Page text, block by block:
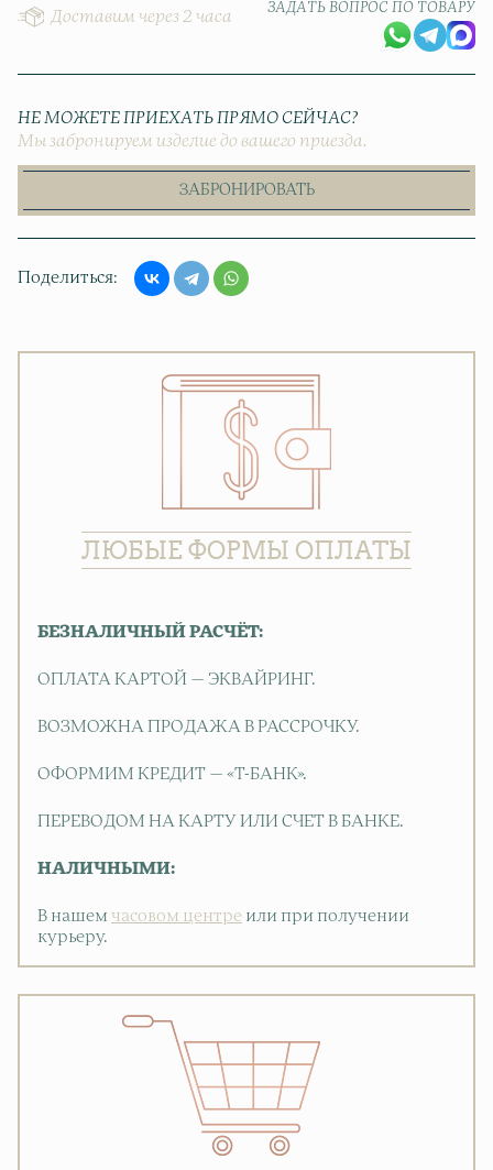
Доставим через 2 часа
ЗАДАТЬ ВОПРОС ПО ТОВАРУ
НЕ МОЖЕТЕ ПРИЕХАТЬ ПРЯМО СЕЙЧАС?
Мы забронируем изделие до вашего приезда.
ЗАБРОНИРОВАТЬ
Поделиться
ЛЮБЫЕ ФОРМЫ ОПЛАТЫ
БЕЗНАЛИЧНЫЙ РАСЧЁТ:
ОПЛАТА КАРТОЙ — ЭКВАЙРИНГ.
ВОЗМОЖНА ПРОДАЖА В РАССРОЧКУ.
ОФОРМИМ КРЕДИТ — «Т-БАНК».
ПЕРЕВОДОМ НА КАРТУ ИЛИ СЧЕТ В БАНКЕ.
НАЛИЧНЫМИ:
В нашем часовом центре или при получении
курьеру.